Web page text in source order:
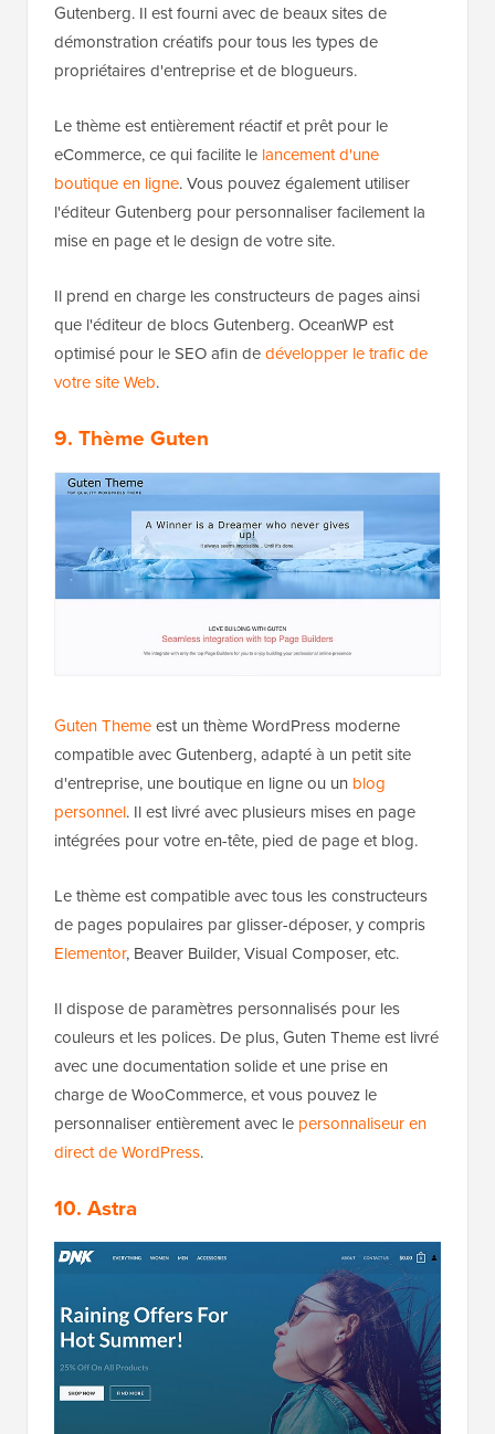
Gutenberg. Il est fourni avec de beaux sites de
démonstration créatifs pour tous les types de
propriétaires d'entreprise et de blogueurs.
Le thème est entièrement réactif et prêt pour le
eCommerce, ce qui facilite le lancement d'une
boutique en ligne. Vous pouvez également utiliser
l'éditeur Gutenberg pour personnaliser facilement la
mise en page et le design de votre site.
Il prend en charge les constructeurs de pages ainsi
que l'éditeur de blocs Gutenberg. OceanWP est
optimisé pour le SEO afin dedévelopper le trafic de
votre site Web.
9. Thème Guten
Guten Themeest un thème WordPress moderne
compatible avec Gutenberg, adapté à un petit site
d'entreprise, une boutique en ligne ou un blog
personnel. Il est livré avec plusieurs mises en page
intégrées pour votre en-tête, pied de page et blog.
Le thème est compatible avec tous les constructeurs
de pages populaires par glisser-déposer, y compris
Elementor, Beaver Builder, Visual Composer, etc.
Il dispose de paramètres personnalisés pour les
couleurs et les polices. De plus, Guten Theme est livré
avec une documentation solide et une prise en
charge de WooCommerce, et vous pouvez le
personnaliser entièrement avec le personnaliseur en
direct de WordPress.
10. Astra